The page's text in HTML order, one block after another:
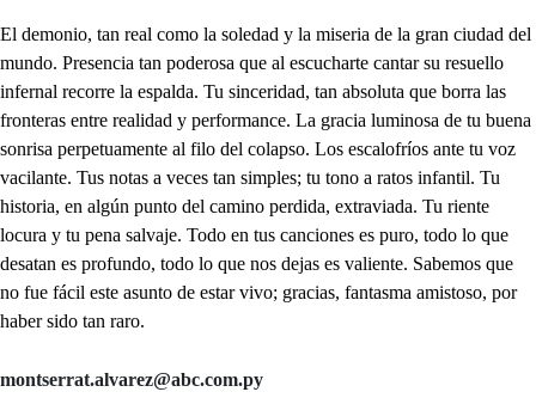
El demonio, tan real como la soledad y la miseria de la gran ciudad del
mundo. Presencia tan poderosa que al escucharte cantar su resuello
infernal recorre la espalda. Tu sinceridad, tan absoluta que borra las
fronteras entre realidad y performance. La gracia luminosa de tu buena
sonrisa perpetuamente al filo del colapso. Los escalofríos ante tu voz
vacilante. Tus notas a veces tan simples; tu tono a ratos infantil. Tu
historia, en algún punto del camino perdida, extraviada. Tu riente
locura y tu pena salvaje. Todo en tus canciones es puro, todo lo que
desatan es profundo, todo lo que nos dejas es valiente. Sabemos que
no fue fácil este asunto de estar vivo; gracias, fantasma amistoso, por
haber sido tan raro.
montserrat.alvarez@abc.com.py